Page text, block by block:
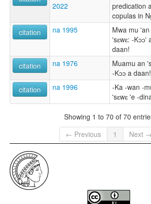
2022
predication
copulas in
citation
na 1995
Mwa mu 'an
'sɛwɛ: -Kɔɔ'
daan!
citation
na 1976
Muamu an
-Kɔɔ a daan!
citation
na 1996
-Ka -wan -
'sɛwɛ 'e -
Showing 1 to 70 of 70
← Previous
1 Next →